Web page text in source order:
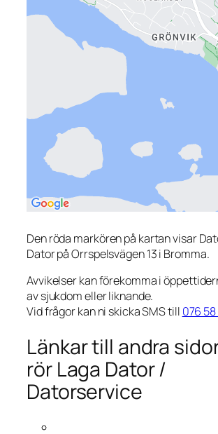
Den röda markören på kartan visar
Dator på Orrspelsvägen 13 i Bromma.
Avvikelser kan förekomma i
av sjukdom eller liknande.
Vid frågor kan ni skicka SMS till 076
Länkar till andra
rör Laga Dator /
Datorservice